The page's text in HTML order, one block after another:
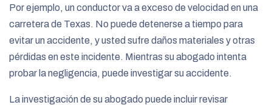
Por ejemplo, un conductor va a exceso de velocidad en una
carretera de Texas. No puede detenerse a tiempo para
evitar un accidente, y usted sufre daños materiales y otras
pérdidas en este incidente. Mientras su abogado intenta
probar la negligencia, puede investigar su accidente.
La investigación de su abogado puede incluir revisar